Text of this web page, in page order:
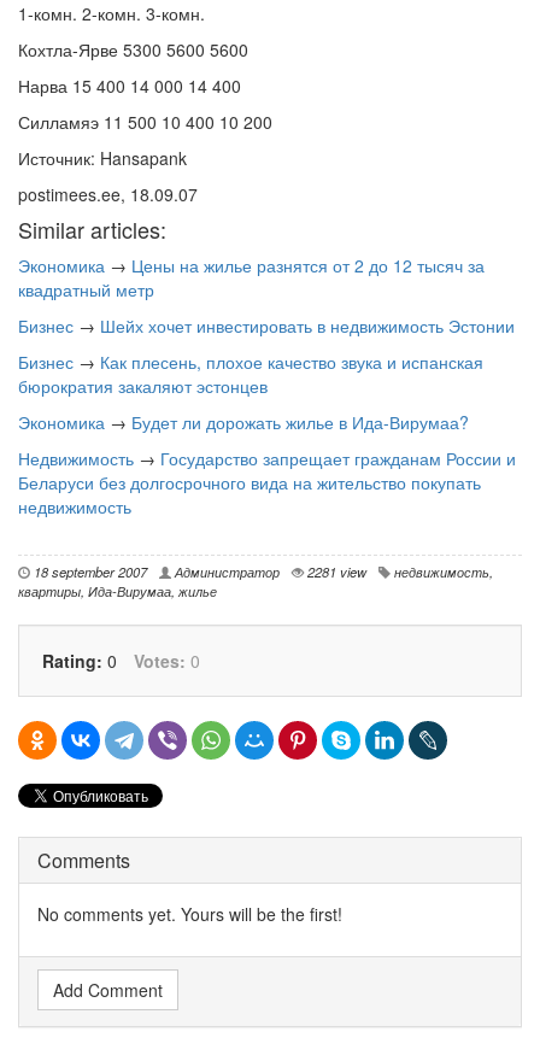
1-комн. 2-комн. 3-комн.
Кохтла-Ярве 5300 5600 5600
Нарва 15 400 14 000 14 400
Силламяэ 11 500 10 400 10 200
Источник: Hansapank
postimees.ee, 18.09.07
Similar articles:
Экономика → Цены на жилье разнятся от 2 до 12 тысяч за
квадратный метр
Бизнес → Шейх хочет инвестировать в недвижимость Эстонии
Бизнес → Как плесень, плохое качество звука и испанская
бюрократия закаляют эстонцев
Экономика → Будет ли дорожать жилье в Ида-Вирумаа?
Недвижимость → Государство запрещает гражданам России и
Беларуси без долгосрочного вида на жительство покупать
недвижимость
18 september 2007 Администратор 2281 view недвижимость,
квартиры, Ида-Вирумаа,жилье
Rating: 0 Votes: 0
Comments
No comments yet. Yours will be the first!
Add Comment